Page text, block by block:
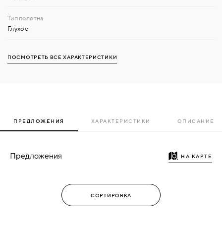
Глухое
ПОСМОТРЕТЬ ВСЕ ХАРАКТЕРИСТИКИ
ПРЕДЛОЖЕНИЯ ХАРАКТЕРИСТИКИ ОПИСАНИЕ
Предложения НА КАРТЕ